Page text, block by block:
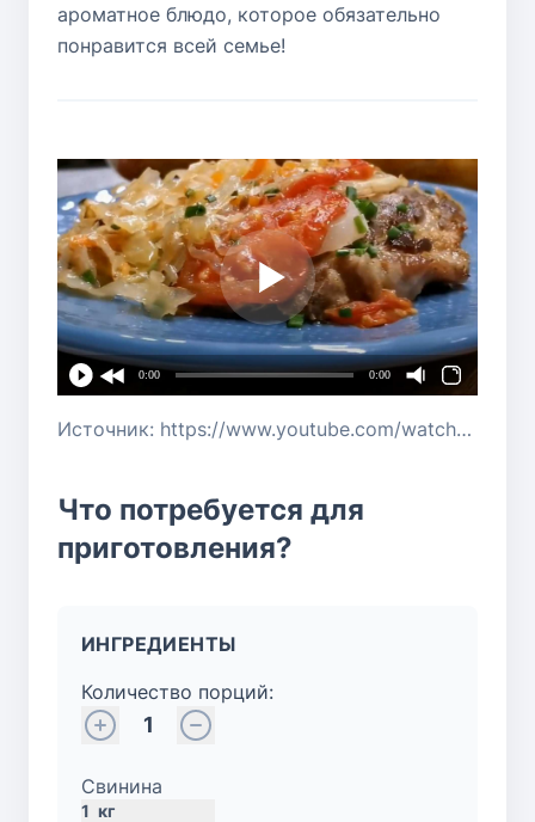
ароматное блюдо, которое обязательно
понравится всей семье!
0:00 0:00
Источник: https://www.youtube.com/watch?v=sZtM63mCM8Q
Что потребуется для
приготовления?
ИНГРЕДИЕНТЫ
Количество порций:
1
Свинина
1 кг